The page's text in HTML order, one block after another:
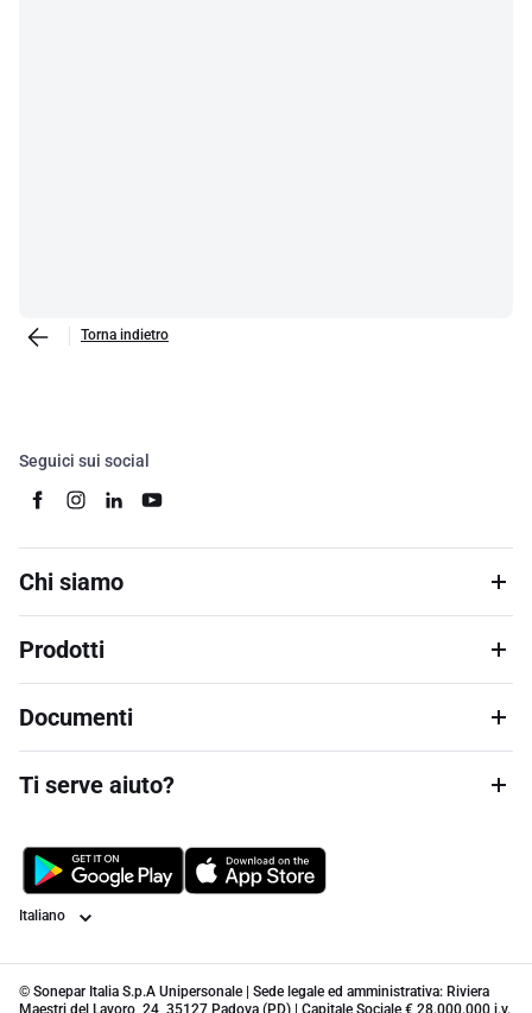
Torna indietro
Seguici sui social
Chi siamo
Prodotti
Documenti
Ti serve aiuto?
Lingua
© Sonepar Italia S.p.A Unipersonale | Sede legale ed amministrativa: Riviera
Maestri del Lavoro, 24, 35127 Padova (PD) | Capitale Sociale € 28.000.000 i.v.